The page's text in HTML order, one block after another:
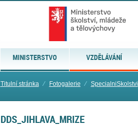
MINISTERSTVO VZDĚLÁVÁNÍ
Titulní stránka ⁄ Fotogalerie ⁄ SpecialniSkolstvi
DDS_JIHLAVA_MRIZE